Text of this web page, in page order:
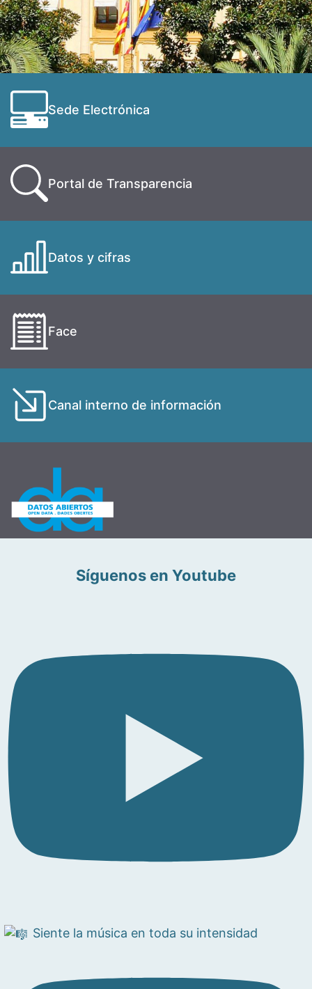
Sede Electrónica
Portal de Transparencia
Datos y cifras
Face
Canal interno de información
Síguenos en Youtube
Siente la música en toda su intensidad